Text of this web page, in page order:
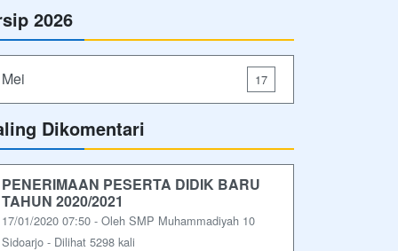
2026
Mei 17
Dikomentari
PENERIMAAN PESERTA DIDIK BARU
TAHUN 2020/2021
17/01/2020 07:50 - Oleh SMP Muhammadiyah 10
Sidoarjo - Dilihat 5298 kali